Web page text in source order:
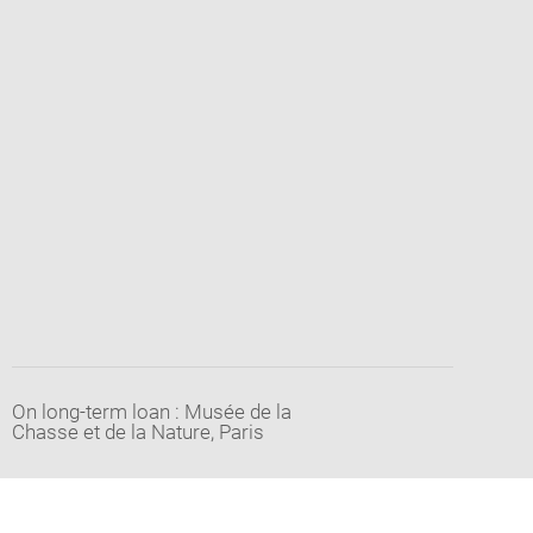
On long-term loan : Musée de la
Chasse et de la Nature, Paris